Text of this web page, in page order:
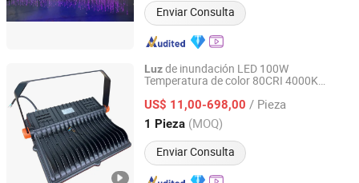
Enviar Consulta
Luzde inundación LED 100W
Temperatura de color 80CRI 4000K
US$ 11,00-698,00 / Pieza
1 Pieza (MOQ)
Enviar Consulta
Shenzhen Boyuanlighting Co.,Ltd.
Guangdong, China Desde 2019